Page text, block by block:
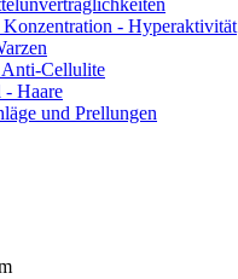
Konzentration - Hyperaktivität
Cellulite
- Haare
und Prellungen